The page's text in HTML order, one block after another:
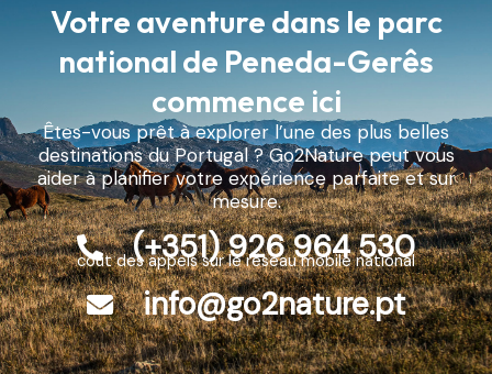
Votre aventure dans le parc
national de Peneda-Gerês
commence ici
Êtes-vous prêt à explorer l’une des plus belles
destinations du Portugal ? Go2Nature peut vous
aider à planifier votre expérience parfaite et sur
mesure.
(+351) 926 964 530
coût des appels sur le réseau mobile national
info@go2nature.pt